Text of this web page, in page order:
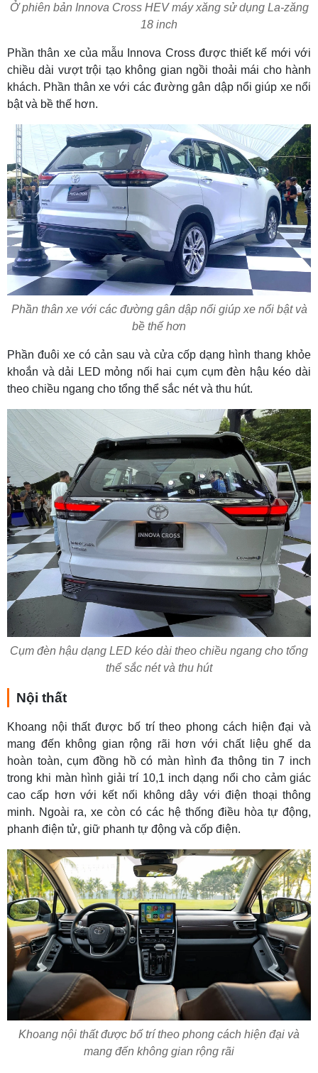
Ở phiên bản Innova Cross HEV máy xăng sử dụng La-zăng
18 inch
Phần thân xe của mẫu Innova Cross được thiết kế mới với
chiều dài vượt trội tạo không gian ngồi thoải mái cho hành
khách. Phần thân xe với các đường gân dập nổi giúp xe nổi
bật và bề thế hơn.
Phần thân xe với các đường gân dập nổi giúp xe nổi bật và
bề thế hơn
Phần đuôi xe có cản sau và cửa cốp dạng hình thang khỏe
khoắn và dải LED mỏng nối hai cụm cụm đèn hậu kéo dài
theo chiều ngang cho tổng thể sắc nét và thu hút.
Cụm đèn hậu dạng LED kéo dài theo chiều ngang cho tổng
thể sắc nét và thu hút
Nội thất
Khoang nội thất được bố trí theo phong cách hiện đại và
mang đến không gian rộng rãi hơn với chất liệu ghế da
hoàn toàn, cụm đồng hồ có màn hình đa thông tin 7 inch
trong khi màn hình giải trí 10,1 inch dạng nổi cho cảm giác
cao cấp hơn với kết nối không dây với điện thoại thông
minh. Ngoài ra, xe còn có các hệ thống điều hòa tự động,
phanh điện tử, giữ phanh tự động và cốp điện.
Khoang nội thất được bố trí theo phong cách hiện đại và
mang đến không gian rộng rãi